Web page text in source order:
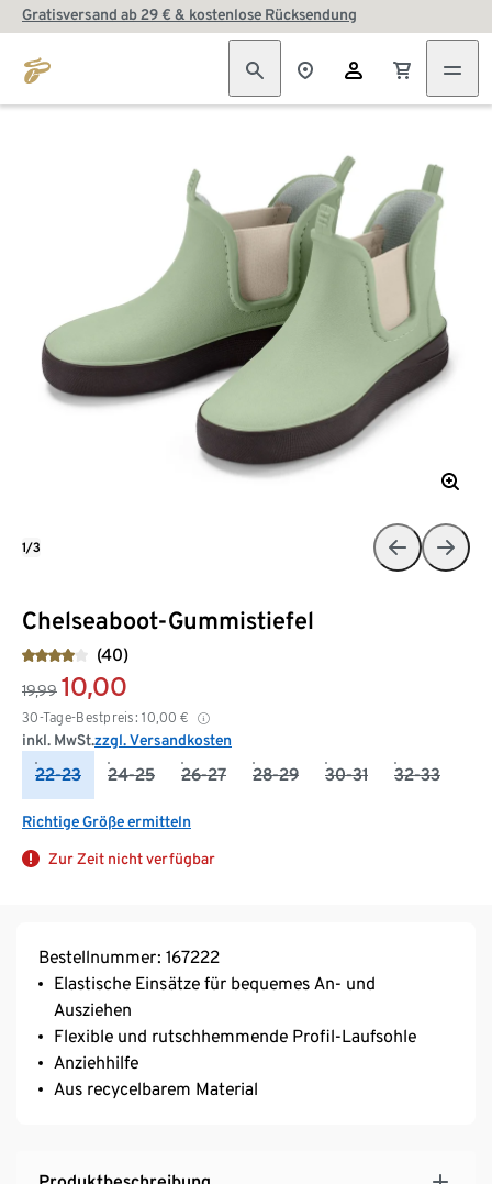
Gratisversand ab 29 € & kostenlose Rücksendung
Chelseaboot-Gummistiefel
(40)
19,99 10,00
30-Tage-Bestpreis: 10,00 €
inkl. MwSt.zzgl. Versandkosten
22-23 24-25 26-27 28-29 30-31 32-33
Richtige Größe ermitteln
Zur Zeit nicht verfügbar
1/3
Bestellnummer: 167222
Elastische Einsätze für bequemes An- und
Ausziehen
Flexible und rutschhemmende Profil-Laufsohle
Anziehhilfe
Aus recycelbarem Material